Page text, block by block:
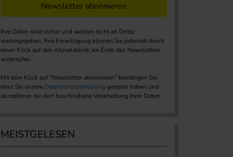
Newsletter abonnieren
Ihre Daten sind sicher und werden nicht an Dritte
weitergegeben. Ihre Einwilligung können Sie jederzeit durch
einen Klick auf den Abmeldelink am Ende des Newsletters
widerrufen.
Mit dem Klick auf "Newsletter abonnieren" bestätigen Sie,
dass Sie unsere Datenschutzerklärung gelesen haben und
akzeptieren die dort beschriebene Verarbeitung Ihrer Daten.
MEISTGELESEN